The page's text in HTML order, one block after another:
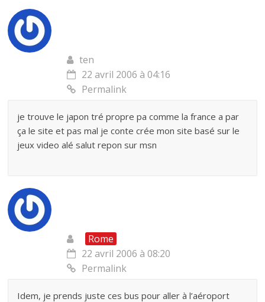
ten
22 avril 2006 à 04:16
Permalink
je trouve le japon tré propre pa comme la france a par
ça le site et pas mal je conte crée mon site basé sur le
jeux video alé salut repon sur msn
Rome
22 avril 2006 à 08:20
Permalink
Idem, je prends juste ces bus pour aller à l’aéroport